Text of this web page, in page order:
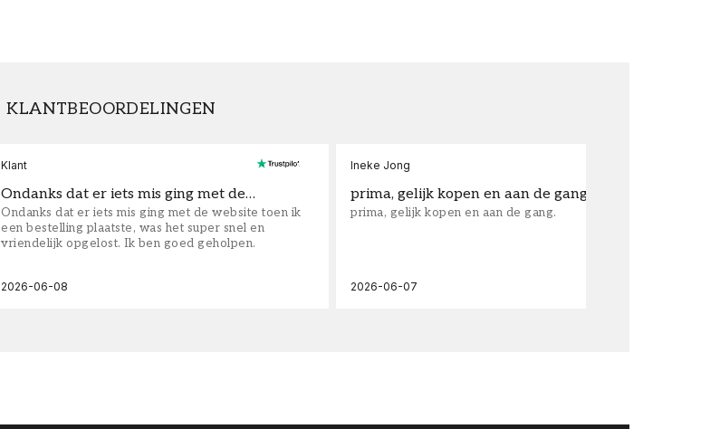
KLANTBEOORDELINGEN
Klant
Ondanks dat er iets mis ging met de…
Ondanks dat er iets mis ging met de website toen ik
een bestelling plaatste, was het super snel en
vriendelijk opgelost. Ik ben goed geholpen.
2026-06-08
Ineke Jong
prima, gelijk kopen en aan de gang.
prima, gelijk kopen en aan de gang.
2026-06-07